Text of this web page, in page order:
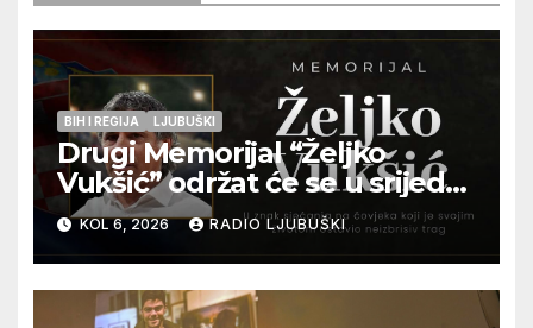
BIH I REGIJA LJUBUŠKI
Drugi Memorijal “Željko
Vukšić” održat će se u srijedu
12. kolovoza u Otoku
KOL 6, 2026 RADIO LJUBUŠKI